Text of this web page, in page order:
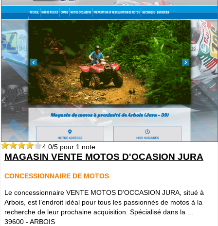
4.0/5 pour 1 note
MAGASIN VENTE MOTOS D'OCASION JURA
CONCESSIONNAIRE DE MOTOS
Le concessionnaire VENTE MOTOS D’OCCASION JURA, situé à
Arbois, est l’endroit idéal pour tous les passionnés de motos à la
recherche de leur prochaine acquisition. Spécialisé dans la ...
39600 - ARBOIS